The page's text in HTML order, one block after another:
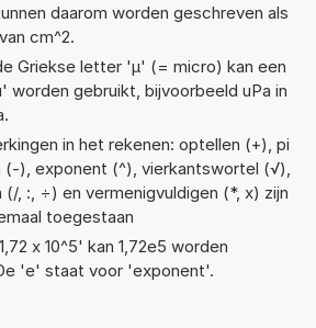
daarom worden geschreven als
cm^2.
Griekse letter 'µ' (= micro) kan een
worden gebruikt, bijvoorbeeld uPa in
in het rekenen: optellen (+), pi
), exponent (^), vierkantswortel (√),
(/, :, ÷) en vermenigvuldigen (*, x) zijn
toegestaan
x 10^5' kan 1,72e5 worden
'e' staat voor 'exponent'.